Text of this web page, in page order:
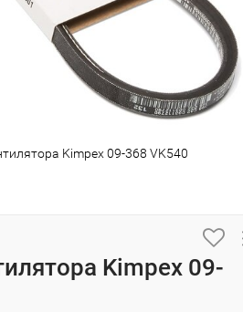
Kimpex 09-368 VK540
Kimpex 09-